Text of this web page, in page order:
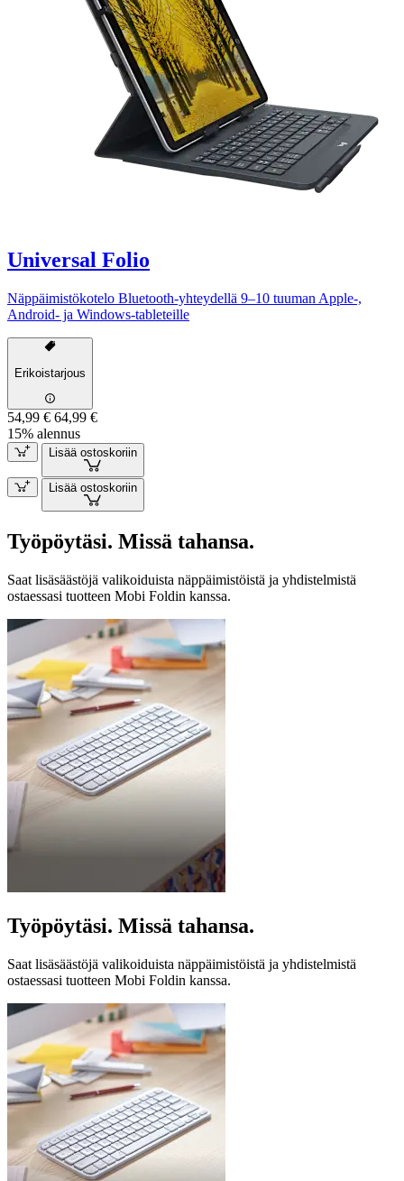
Universal Folio
Näppäimistökotelo Bluetooth-yhteydellä 9–10 tuuman Apple-,
Android- ja Windows-tableteille
Erikoistarjous
54,99 € 64,99 €
15% alennus
Lisää ostoskoriin
Lisää ostoskoriin
Työpöytäsi. Missä tahansa.
Saat lisäsäästöjä valikoiduista näppäimistöistä ja yhdistelmistä
ostaessasi tuotteen Mobi Foldin kanssa.
Työpöytäsi. Missä tahansa.
Saat lisäsäästöjä valikoiduista näppäimistöistä ja yhdistelmistä
ostaessasi tuotteen Mobi Foldin kanssa.